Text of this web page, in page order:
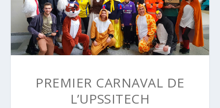
PREMIER CARNAVAL DE
L’UPSSITECH